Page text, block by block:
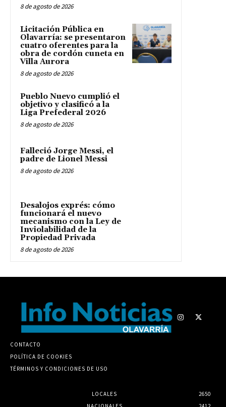
8 de agosto de 2026
Licitación Pública en
Olavarría: se presentaron
cuatro oferentes para la
obra de cordón cuneta en
Villa Aurora
8 de agosto de 2026
Pueblo Nuevo cumplió el
objetivo y clasificó a la
Liga Prefederal 2026
8 de agosto de 2026
Falleció Jorge Messi, el
padre de Lionel Messi
8 de agosto de 2026
Desalojos exprés: cómo
funcionará el nuevo
mecanismo con la Ley de
Inviolabilidad de la
Propiedad Privada
8 de agosto de 2026
CONTACTO
POLÍTICA DE COOKIES
TÉRMINOS Y CONDICIONES DE USO
LOCALES
2650